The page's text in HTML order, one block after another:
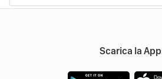
Scarica la